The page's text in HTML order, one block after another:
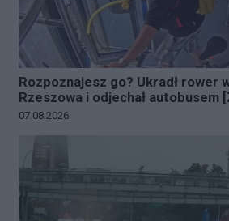
Rozpoznajesz go? Ukradł rower
Rzeszowa i odjechał autobusem
Data dodania galerii:
07.08.2026